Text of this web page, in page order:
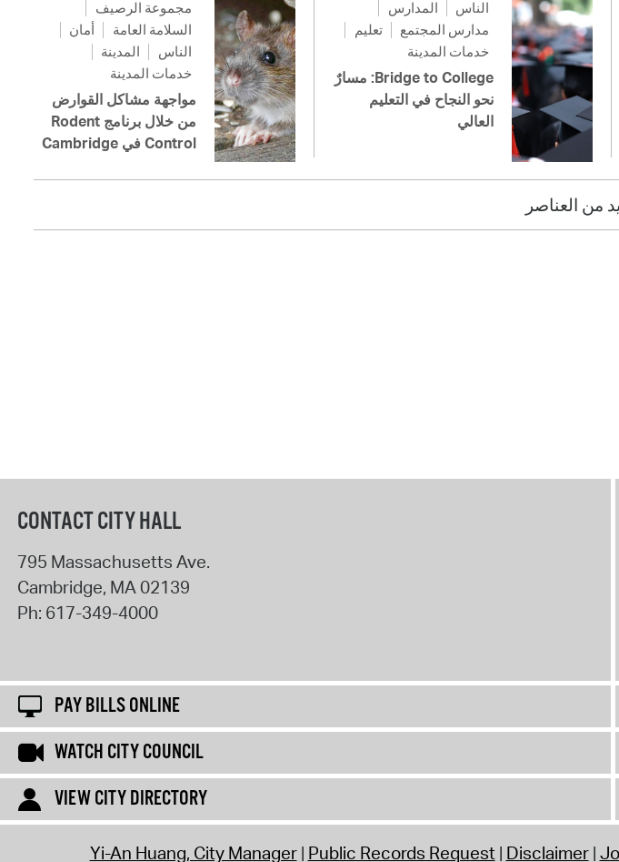
مجموعة الرصيف
السلامة العامة
أمان
الناس
المدينة
خدمات المدينة
مواجهة مشاكل القوارض
من خلال برنامج Rodent
Control في Cambridge
الناس
المدارس
مدارس المجتمع
تعليم
خدمات المدينة
Bridge to College: مسارٌ
نحو النجاح في التعليم
العالي
من العناصر
CONTACT CITY HALL
795 Massachusetts Ave.
Cambridge, MA 02139
Ph: 617-349-4000
PAY BILLS ONLINE
WATCH CITY COUNCIL
VIEW CITY DIRECTORY
Yi-An Huang, City Manager Public Records Request Disclaimer